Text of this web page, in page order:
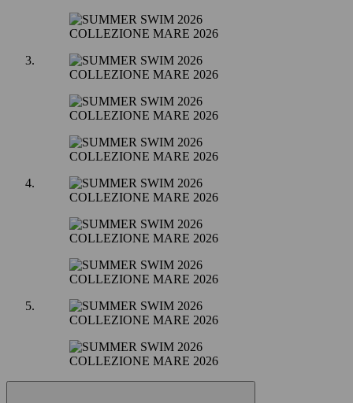
COLLEZIONE MARE 2026
COLLEZIONE MARE 2026
COLLEZIONE MARE 2026
COLLEZIONE MARE 2026
COLLEZIONE MARE 2026
COLLEZIONE MARE 2026
COLLEZIONE MARE 2026
COLLEZIONE MARE 2026
COLLEZIONE MARE 2026